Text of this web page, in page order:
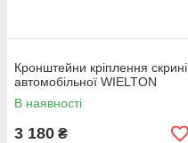
Кронштейни кріплення скрині
автомобільної WIELTON
В наявності
3 180 ₴